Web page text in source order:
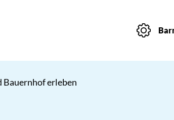
Bauernhof erleben